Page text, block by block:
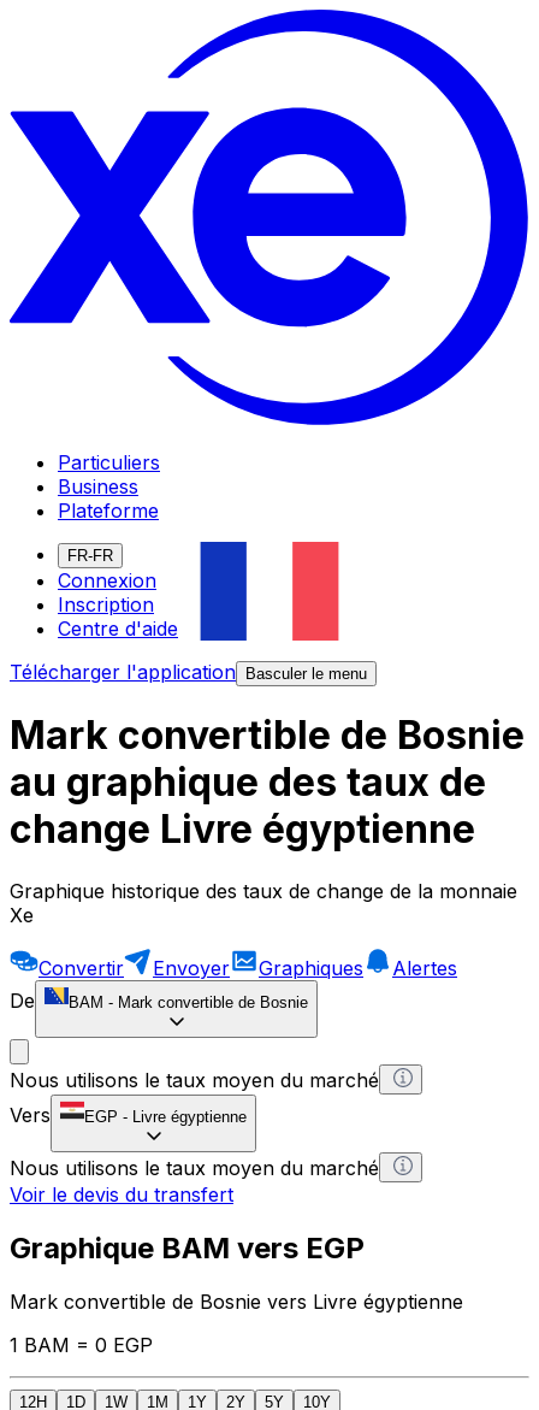
Particuliers
Business
Plateforme
FR-FR
Connexion
Inscription
Centre d'aide
Télécharger l'application
Basculer le menu
Mark convertible de Bosnie
au graphique des taux de
change Livre égyptienne
Graphique historique des taux de change de la monnaie
Xe
Convertir Envoyer Graphiques
Alertes
De
BAM - Mark convertible de Bosnie
Nous utilisons le taux moyen du marché
Vers
EGP - Livre égyptienne
Nous utilisons le taux moyen du marché
Voir le devis du transfert
Graphique BAM vers EGP
Mark convertible de Bosnie vers Livre égyptienne
1 BAM = 0 EGP
12H 1D 1W 1M 1Y 2Y 5Y 10Y